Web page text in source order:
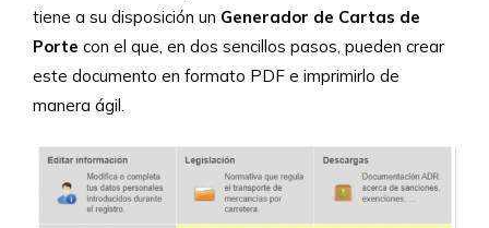
tiene a su disposición un Generador de Cartas de
Porte con el que, en dos sencillos pasos, pueden crear
este documento en formato PDF e imprimirlo de
manera ágil.